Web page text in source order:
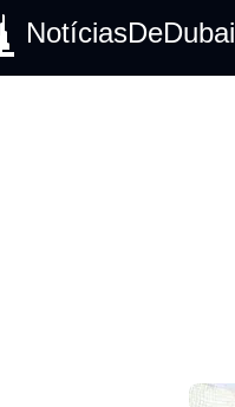
NotíciasDeDubai